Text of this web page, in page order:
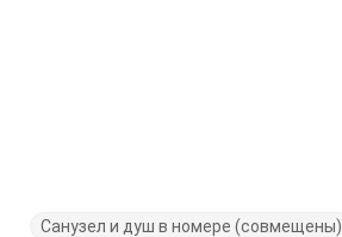
Санузел и душ в номере (совмещены)